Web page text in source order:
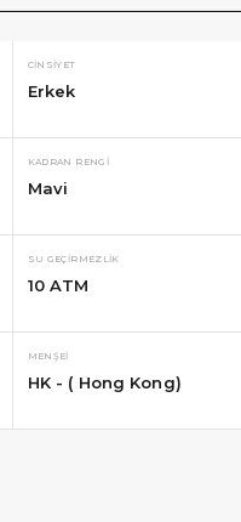
CINSIYET
Erkek
KADRAN RENGI
Mavi
SU GEÇIRMEZLIK
10 ATM
MENŞEI
HK - ( Hong Kong)